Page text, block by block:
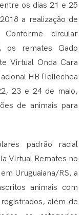
os dias 21 e 25
a realização de
circular
os remates Gado
Virtual Onda Cara
HB (Tellechea
23 e 24 de maio,
de animais para
padrão racial
Virtual Remates no
Uruguaiana/RS, a
animais com
além de